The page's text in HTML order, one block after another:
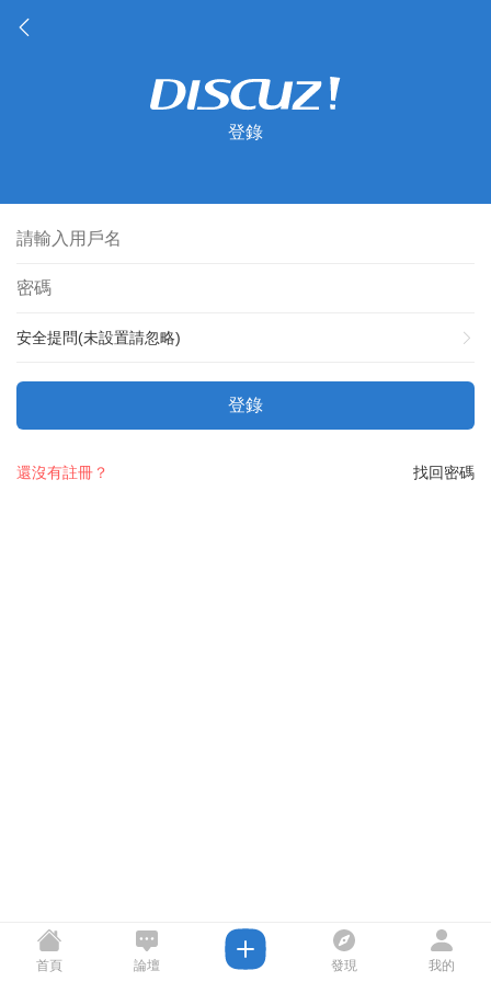
登錄
安全提問(未設置請忽略)
登錄
找回密碼
還沒有註冊？
首頁 論壇 發現 我的